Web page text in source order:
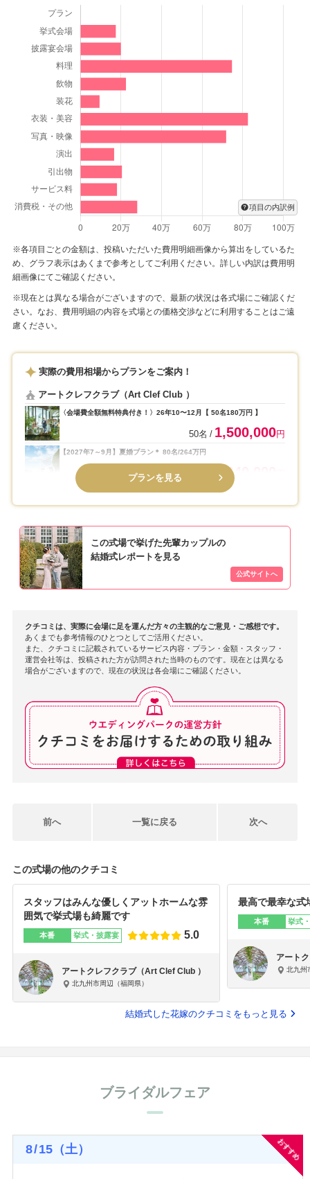
私も含め、各スタッフにお褒めのお言葉、本当にありがと
うございます♪
お二人が一番初めにご来館された際の、フェア試食料理に
気に入って頂き、披露宴当日もお二人の気にいったデザー
トをゲストの皆様に召し上がっていただけて良かったと思
います。
これからもももかさん様に頂きましたお言葉を胸に、新郎
新婦様の大事に想う気持ちを、結婚式というカタチに変え
て行きたいと思います♪
この度は口コミ投稿頂きまして、誠にありがとうございま
した！
また式場の近くにお立ち寄りの際は、是非とも遊びに来て
スタッフ一同、心よりお待ちしております！
項目の内訳例
※各項目ごとの金額は、投稿いただいた費用明細画像から算出をしているた
め、グラフ表示はあくまで参考としてご利用ください。詳しい内訳は費用明
細画像にてご確認ください。
※現在とは異なる場合がございますので、最新の状況は各式場にご確認くだ
さい。なお、費用明細の内容を式場との価格交渉などに利用することはご遠
慮ください。
実際の費用相場からプランをご案内！
アートクレフクラブ（Art Clef Club ）
〈会場費全額無料特典付き！〉26年10〜12月【 50名180万円 】
50名 1,500,000円
【2027年7～9月】夏婚プラン＊ 80名/264万円
2,640,000
プランを見る
この式場で挙げた先輩カップルの
結婚式レポートを見る
クチコミは、実際に会場に足を運んだ方々の主観的なご意見・ご感想です。
あくまでも参考情報のひとつとしてご活用ください。
また、クチコミに記載されているサービス内容・プラン・金額・スタッフ・
運営会社等は、投稿された方が訪問された当時のものです。現在とは異なる
場合がございますので、現在の状況は各会場にご確認ください。
前へ 一覧に戻る 次へ
この式場の他のクチコミ
スタッフはみんな優しくアットホームな雰
囲気で挙式場も綺麗です
本番 挙式・披露宴 5.0
アートクレフクラブ（Art Clef Club ）
北九州市周辺（福岡県）
最高で最幸な式
本番 挙式
アート
北九州
結婚式した花嫁のクチコミをもっと見る
ブライダルフェア
おすすめ
8/15 （土）